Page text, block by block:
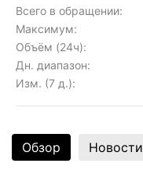
Всего в обращении:
Максимум:
Объём (24ч):
Дн. диапазон:
Изм. (7 д.):
Обзор Новости